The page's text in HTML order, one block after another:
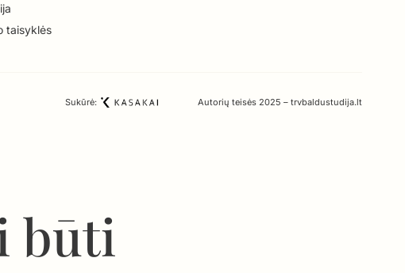
taisyklės
Sukūrė: Autorių teisės 2025 – trvbaldustudija.lt
būti